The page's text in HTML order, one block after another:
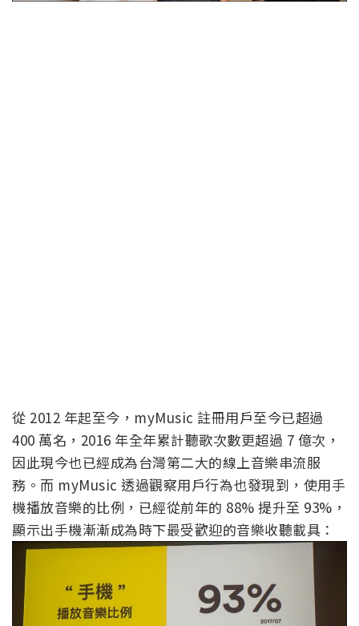
從 2012 年起至今，myMusic 註冊用戶至今已超過
400 萬名，2016 年全年累計聽歌次數更超過 7 億次，
因此現今也已經成為台灣第二大的線上音樂串流服
務。而 myMusic 透過觀察用戶行為也發現到，使用手
機播放音樂的比例，已經從前年的 88% 提升至 93%，
顯示出手機漸漸成為時下最受歡迎的音樂收聽載具：